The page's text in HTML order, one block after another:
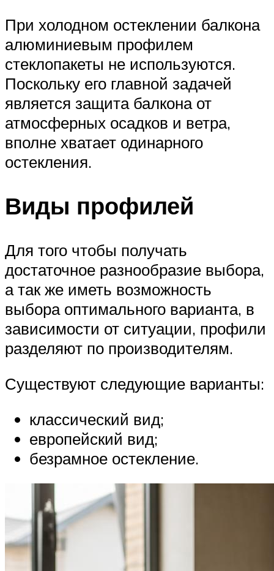
При холодном остеклении балкона
алюминиевым профилем
стеклопакеты не используются.
Поскольку его главной задачей
является защита балкона от
атмосферных осадков и ветра,
вполне хватает одинарного
остекления.
Виды профилей
Для того чтобы получать
достаточное разнообразие выбора,
а так же иметь возможность
выбора оптимального варианта, в
зависимости от ситуации, профили
разделяют по производителям.
Существуют следующие варианты:
классический вид;
европейский вид;
безрамное остекление.